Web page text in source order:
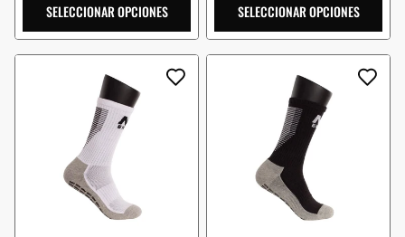
SELECCIONAR OPCIONES SELECCIONAR OPCIONES